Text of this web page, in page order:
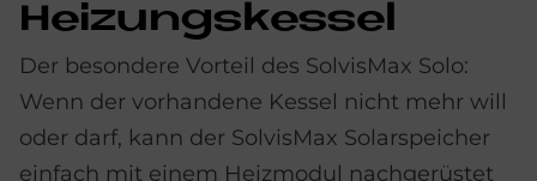
Hei­zungs­kes­sel
Der besondere Vorteil des SolvisMax Solo:
Wenn der vorhandene Kessel nicht mehr will
oder darf, kann der SolvisMax Solarspeicher
einfach mit einem Heizmodul nachgerüstet